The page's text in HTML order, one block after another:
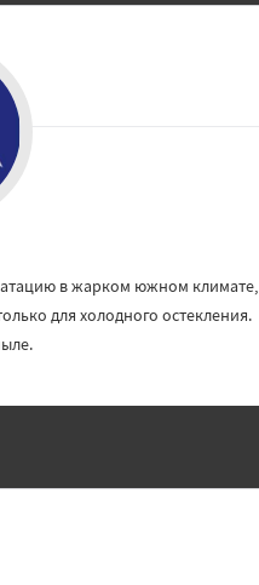
в жарком южном климате,
для холодного остекления.